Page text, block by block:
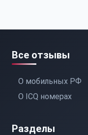
Все отзывы
О мобильных РФ
О ICQ номерах
Разделы